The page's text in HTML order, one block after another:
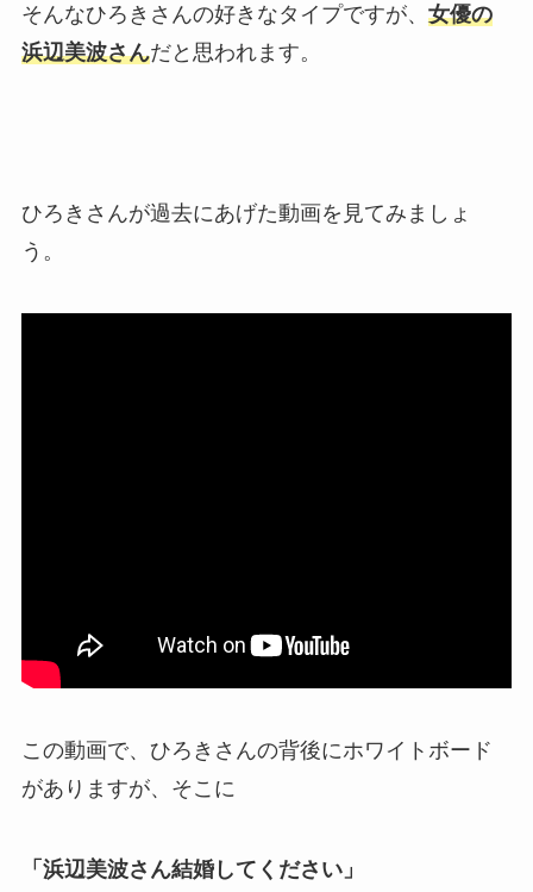
そんなひろきさんの好きなタイプですが、 女優の
浜辺美波さんだと思われます。
ひろきさんが過去にあげた動画を見てみましょ
う。
この動画で、ひろきさんの背後にホワイトボード
がありますが、そこに
「浜辺美波さん結婚してください」